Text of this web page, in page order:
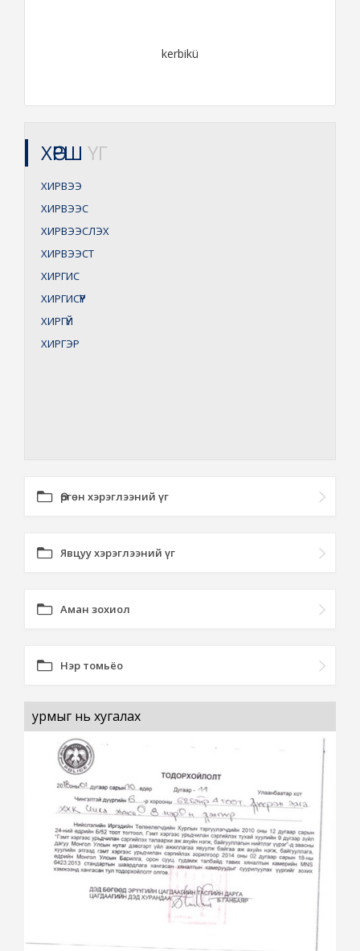
kerbikü
ХӨРШ ҮГ
ХИРВЭЭ
ХИРВЭЭС
ХИРВЭЭСЛЭХ
ХИРВЭЭСТ
ХИРГИС
ХИРГИСҮҮР
ХИРГҮЙ
ХИРГЭР
Өргөн хэрэглээний үг
Явцуу хэрэглээний үг
Аман зохиол
Нэр томьёо
урмыг нь хугалах